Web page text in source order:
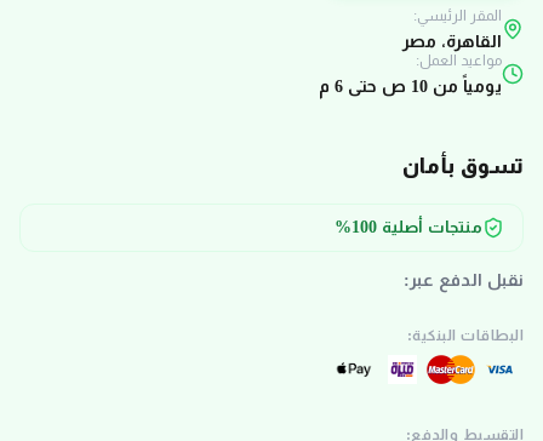
المقر الرئيسي:
القاهرة، مصر
مواعيد العمل:
يومياً من 10 ص حتى 6 م
تسوق بأمان
منتجات أصلية 100%
نقبل الدفع عبر:
البطاقات البنكية:
التقسيط والدفع: